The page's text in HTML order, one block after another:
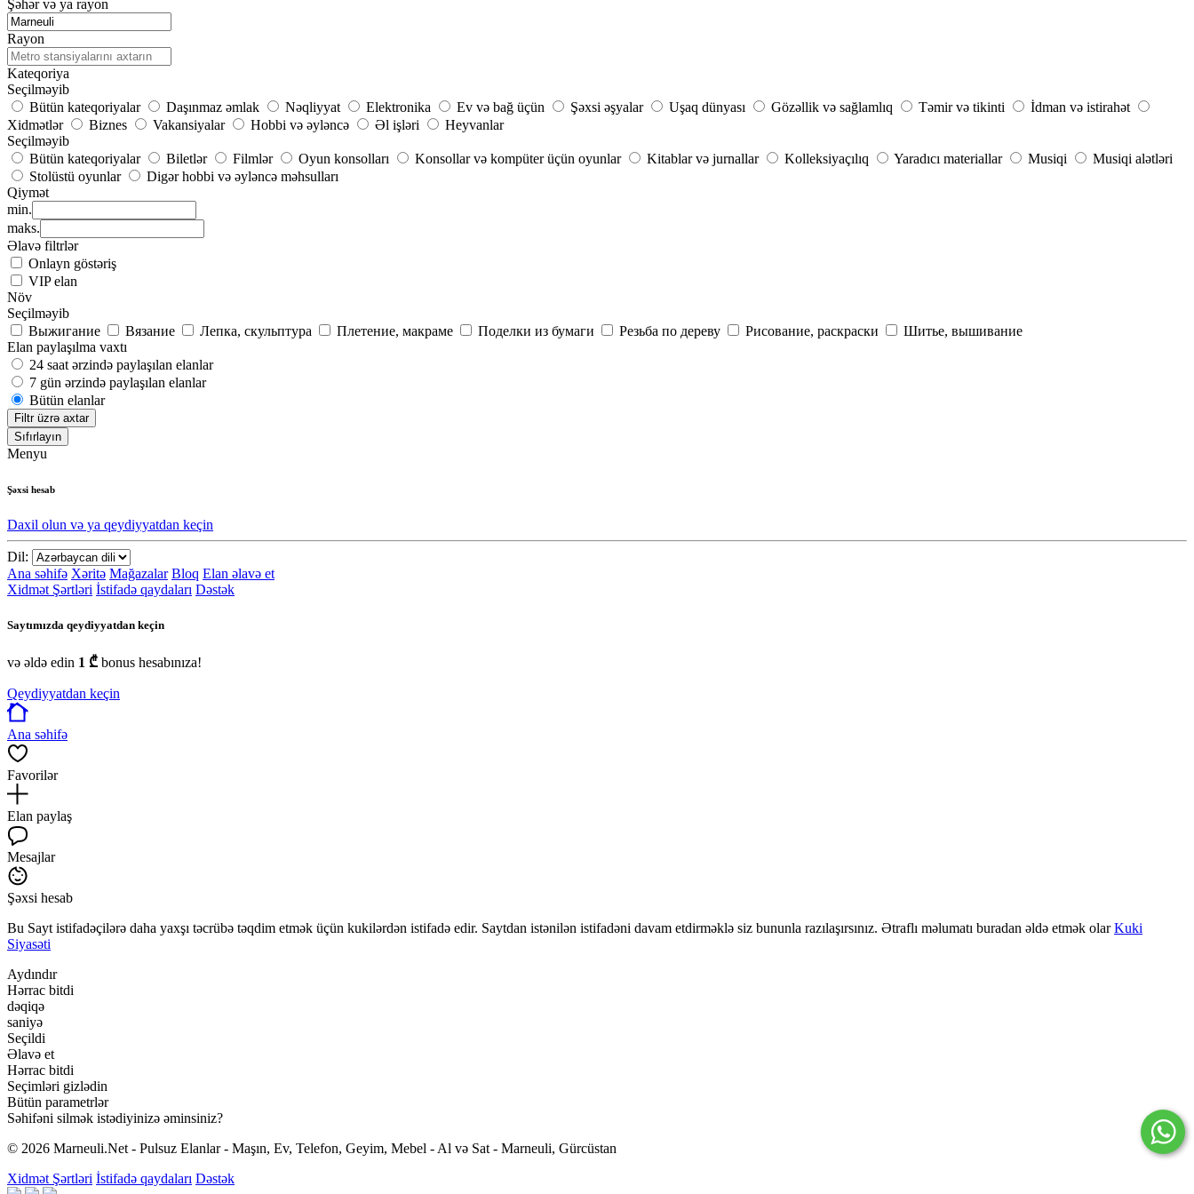
Şəhər və ya rayon
Rayon
Kateqoriya
Seçilməyib
Bütün kateqoriyalar
Daşınmaz əmlak Nəqliyyat Elektronika Ev və bağ üçün Şəxsi əşyalar Uşaq dünyası Gözəllik və sağlamlıq Təmir və tikinti
İdman və istirahət
Xidmətlər
Biznes Vakansiyalar Hobbi və əyləncə Əl işləri
Heyvanlar
Seçilməyib
Bütün kateqoriyalar
Biletlər Filmlər Oyun konsolları Konsollar və kompüter üçün oyunlar Kitablar və jurnallar Kolleksiyaçılıq Yaradıcı materiallar Musiqi
Musiqi alətləri
Stolüstü oyunlar
Digər hobbi və əyləncə məhsulları
Qiymət
min.
maks.
Əlavə filtrlər
Onlayn göstəriş
VIP elan
Növ
Seçilməyib
Выжигание
Вязание Лепка, скульптура Плетение, макраме Поделки из бумаги Резьба по дереву Рисование, раскраски
Шитье, вышивание
Elan paylaşılma vaxtı
24 saat ərzində paylaşılan elanlar
7 gün ərzində paylaşılan elanlar
Bütün elanlar
Filtr üzrə axtar
Sıfırlayın
Menyu
Şəxsi hesab
Daxil olun və ya qeydiyyatdan keçin
Dil:
Ana səhifə Xəritə Mağazalar Bloq Elan əlavə et
Xidmət Şərtləri İstifadə qaydaları Dəstək
Saytımızda qeydiyyatdan keçin
və əldə edin 1 ₾ bonus hesabınıza!
Qeydiyyatdan keçin
Ana səhifə
Favorilər
Elan paylaş
Mesajlar
Şəxsi hesab
Bu Sayt istifadəçilərə daha yaxşı təcrübə təqdim etmək üçün kukilərdən istifadə edir. Saytdan istənilən istifadəni davam etdirməklə siz bununla razılaşırsınız. Ətraflı məlumatı buradan əldə etmək olarKuki
Siyasəti
Aydındır
Hərrac bitdi
dəqiqə
saniyə
Seçildi
Əlavə et
Hərrac bitdi
Seçimləri gizlədin
Bütün parametrlər
Səhifəni silmək istədiyinizə əminsiniz?
© 2026 Marneuli.Net - Pulsuz Elanlar - Maşın, Ev, Telefon, Geyim, Mebel - Al və Sat - Marneuli, Gürcüstan
Xidmət Şərtləri İstifadə qaydaları Dəstək